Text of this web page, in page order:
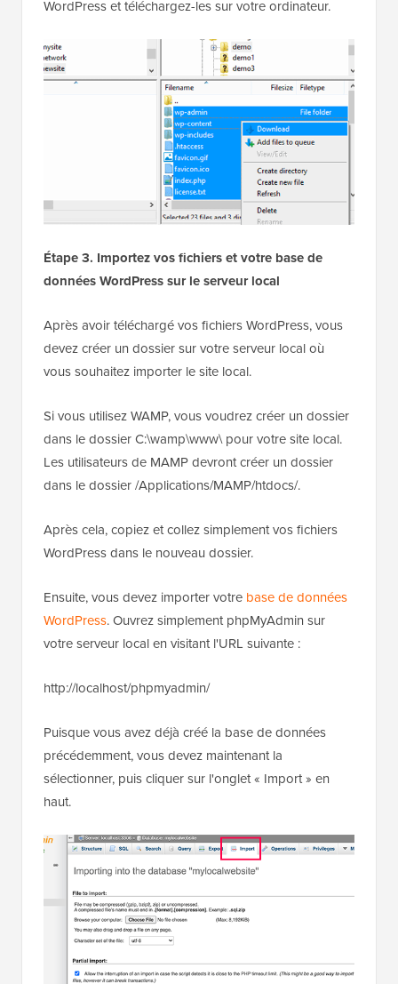
WordPress et téléchargez-les sur votre ordinateur.
Étape 3. Importez vos fichiers et votre base de
données WordPress sur le serveur local
Après avoir téléchargé vos fichiers WordPress, vous
devez créer un dossier sur votre serveur local où
vous souhaitez importer le site local.
Si vous utilisez WAMP, vous voudrez créer un dossier
dans le dossier C:\wamp\www\ pour votre site local.
Les utilisateurs de MAMP devront créer un dossier
dans le dossier /Applications/MAMP/htdocs/.
Après cela, copiez et collez simplement vos fichiers
WordPress dans le nouveau dossier.
Ensuite, vous devez importer votre base de données
WordPress. Ouvrez simplement phpMyAdmin sur
votre serveur local en visitant l'URL suivante :
http://localhost/phpmyadmin/
Puisque vous avez déjà créé la base de données
précédemment, vous devez maintenant la
sélectionner, puis cliquer sur l'onglet « Import » en
haut.